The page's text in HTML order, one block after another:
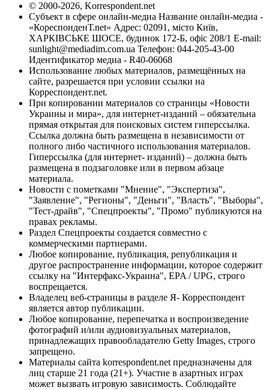
© 2000-2026, Korrespondent.net
Субъект в сфере онлайн-медиа Название онлайн-медиа -
«КореспонденТ.net» Адрес: 02091, місто Київ,
ХАРКІВСЬКЕ ШОСЕ, будинок 172-Б, офіс 208/1 E-mail:
sunlight@mediadim.com.ua Телефон: 044-205-43-00
Идентификатор медиа - R40-06068
Использование любых материалов, размещённых на
сайте, разрешается при условии ссылки на
Корреспондент.net.
При копировании материалов со страницы «Новости
Украины и мира», для интернет-изданий – обязательна
прямая открытая для поисковых систем гиперссылка.
Ссылка должна быть размещена в независимости от
полного либо частичного использования материалов.
Гиперссылка (для интернет- изданий) – должна быть
размещена в подзаголовке или в первом абзаце
материала.
Новости с пометками "Мнение", "Экспертиза",
"Заявление", "Регионы", "Деньги", "Власть", "Выборы",
"Тест-драйв", "Спецпроекты", "Промо" публикуются на
правах рекламы.
Раздел Спецпроекты создается совместно с
коммерческими партнерами.
Любое копирование, публикация, републикация и
другое распространение информации, которое содержит
ссылку на "Интерфакс-Украина", EPA / UPG, строго
воспрещается.
Владелец веб-страницы в разделе Я- Корреспондент
является автор публикации.
Любое копирование, перепечатка и воспроизведение
фотографий и/или аудиовизуальных материалов,
принадлежащих правообладателю Getty Images, строго
запрещено.
Материалы сайта korrespondent.net предназначены для
лиц старше 21 года (21+). Участие в азартных играх
может вызвать игровую зависимость. Соблюдайте